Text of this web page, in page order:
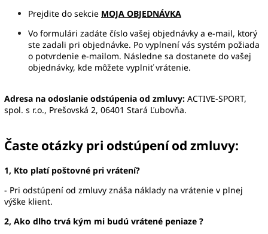
Prejdite do sekcie MOJA OBJEDNÁVKA
Vo formulári zadáte číslo vašej objednávky a e-mail, ktorý
ste zadali pri objednávke. Po vyplnení vás systém požiada
o potvrdenie e-mailom. Následne sa dostanete do vašej
objednávky, kde môžete vyplniť vrátenie.
Adresa na odoslanie odstúpenia od zmluvy: ACTIVE-SPORT,
spol. s r.o., Prešovská 2, 06401 Stará Ľubovňa.
Časte otázky pri odstúpení od zmluvy:
1, Kto platí poštovné pri vrátení?
- Pri odstúpení od zmluvy znáša náklady na vrátenie v plnej
výške klient.
2, Ako dlho trvá kým mi budú vrátené peniaze ?